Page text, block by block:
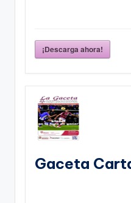
¡Descarga ahora!
Gaceta